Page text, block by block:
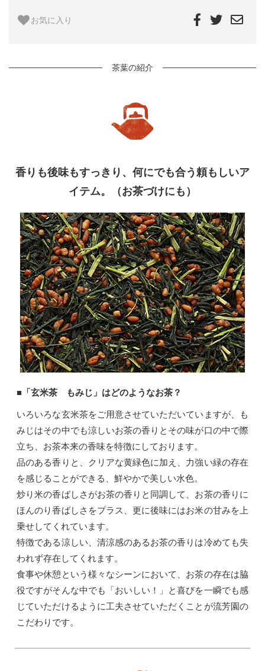
お気に入り
茶葉の紹介
香りも後味もすっきり、何にでも合う頼もしいア
イテム。（お茶づけにも）
■「玄米茶 もみじ」はどのようなお茶？
いろいろな玄米茶をご用意させていただいていますが、も
みじはその中でも涼しいお茶の香りとその味が口の中で際
立ち、お茶本来の香味を特徴にしております。
品のある香りと、クリアな黄緑色に加え、力強い緑の存在
を感じることができる、鮮やかで美しい水色。
炒り米の香ばしさがお茶の香りと同調して、お茶の香りに
ほんのり香ばしさをプラス、更に後味にはお米の甘みを上
乗せしてくれています。
特徴である涼しい、清涼感のあるお茶の香りは冷めても失
われず存在してくれます。
食事や休憩という様々なシーンにおいて、お茶の存在は脇
役ですがそんな中でも「おいしい！」と喜びを一瞬でも感
じていただけるように工夫させていただくことが流芳園の
こだわりです。